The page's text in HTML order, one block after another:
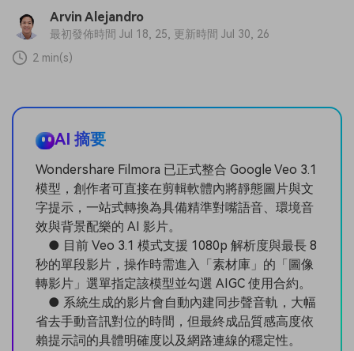
Arvin Alejandro
最初發佈時間 Jul 18, 25, 更新時間 Jul 30, 26
2 min(s)
AI 摘要
Wondershare Filmora 已正式整合 Google Veo 3.1
模型，創作者可直接在剪輯軟體內將靜態圖片與文
字提示，一站式轉換為具備精準對嘴語音、環境音
效與背景配樂的 AI 影片。
● 目前 Veo 3.1 模式支援 1080p 解析度與最長 8
秒的單段影片，操作時需進入「素材庫」的「圖像
轉影片」選單指定該模型並勾選 AIGC 使用合約。
● 系統生成的影片會自動內建同步聲音軌，大幅
省去手動音訊對位的時間，但最終成品質感高度依
賴提示詞的具體明確度以及網路連線的穩定性。